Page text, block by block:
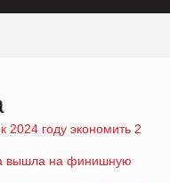
2024 году экономить 2
вышла на финишную